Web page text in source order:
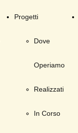
Progetti
Dove
Operiamo
Realizzati
In Corso